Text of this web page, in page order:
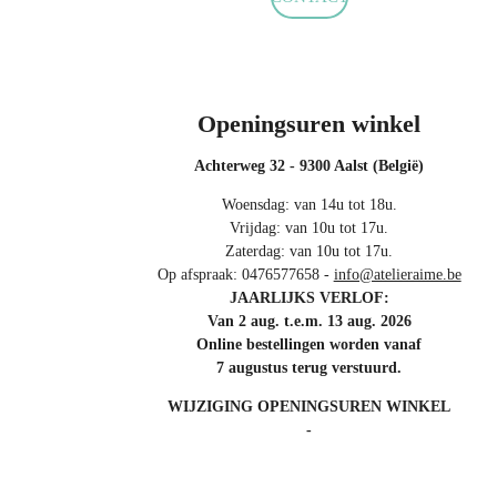
Openingsuren winkel
Achterweg 32 - 9300 Aalst (België)
Woensdag: van 14u tot 18u.
Vrijdag: van 10u tot 17u.
Zaterdag: van 10u tot 17u.
Op afspraak: 0476577658 - info@atelieraime.be
JAARLIJKS VERLOF:
Van 2 aug. t.e.m. 13 aug. 2026
Online bestellingen worden vanaf
7 augustus terug verstuurd.
WIJZIGING OPENINGSUREN WINKEL
-